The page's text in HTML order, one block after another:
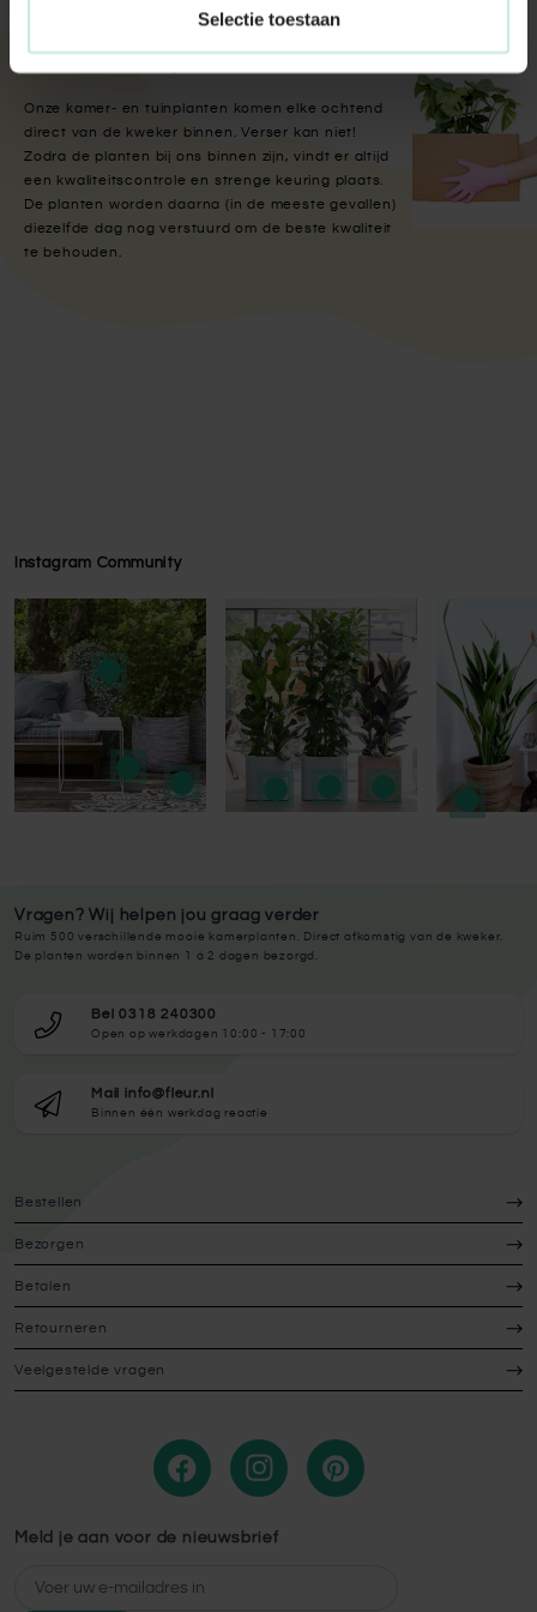
Selectie toestaan
Onze kamer- en tuinplanten komen elke ochtend
direct van de kweker binnen. Verser kan niet!
Zodra de planten bij ons binnen zijn, vindt er altijd
een kwaliteitscontrole en strenge keuring plaats.
De planten worden daarna (in de meeste gevallen)
diezelfde dag nog verstuurd om de beste kwaliteit
te behouden.
Instagram Community
Press to skip carousel
Press to skip carousel
Vragen? Wij helpen jou graag verder
Ruim 500 verschillende mooie kamerplanten. Direct afkomstig van de kweker.
De planten worden binnen 1 à 2 dagen bezorgd.
Bel 0318 240300
Open op werkdagen 10:00 - 17:00
Mail info@fleur.nl
Binnen één werkdag reactie
Bestellen
Bezorgen
Betalen
Retourneren
Veelgestelde vragen
Meld je aan voor de nieuwsbrief
E-mailadres